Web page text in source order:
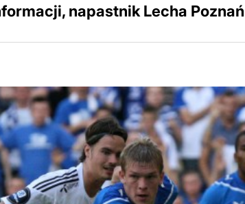
napastnik Lecha